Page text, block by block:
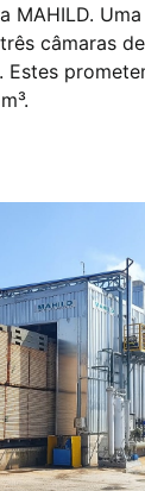
MAHILD.
câmaras
Estes